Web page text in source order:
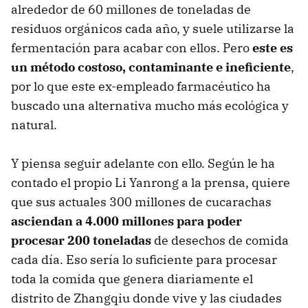
alrededor de 60 millones de toneladas de
residuos orgánicos cada año, y suele utilizarse la
fermentación para acabar con ellos. Peroeste es
un método costoso, contaminante e ineficiente,
por lo que este ex-empleado farmacéutico ha
buscado una alternativa mucho más ecológica y
natural.
Y piensa seguir adelante con ello. Según le ha
contado el propio Li Yanrong a la prensa, quiere
que sus actuales 300 millones de cucarachas
asciendan a 4.000 millones para poder
procesar 200 toneladas de desechos de comida
cada día. Eso sería lo suficiente para procesar
toda la comida que genera diariamente el
distrito de Zhangqiu donde vive y las ciudades